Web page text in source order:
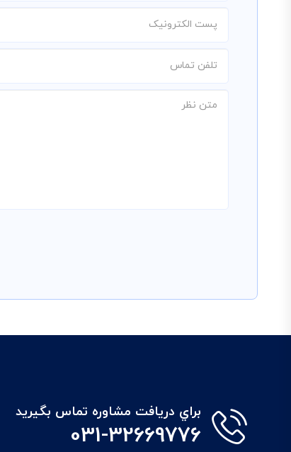
براي دريافت مشاوره تماس بگيريد
031-32669776